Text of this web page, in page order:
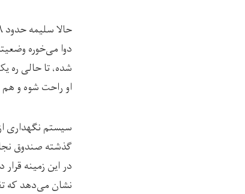
دوا می‌خوره
شده، تا حالی ره
او راحت شوه و هم
سیستم نگهداری
گذشته صندوق
در این زمینه
نشان می‌دهد که